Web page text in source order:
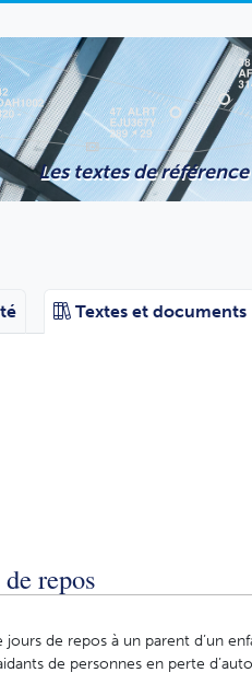
Les textes de
Textes et documents
repos
de repos à un parent d’un
de personnes en perte